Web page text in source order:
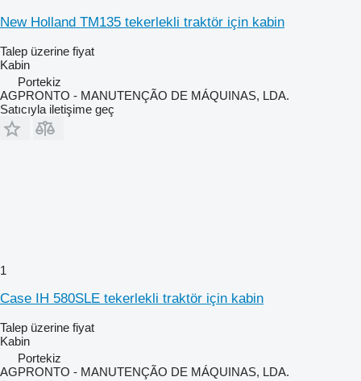
New Holland TM135 tekerlekli traktör için kabin
Talep üzerine fiyat
Kabin
Portekiz
AGPRONTO - MANUTENÇÃO DE MÁQUINAS, LDA.
Satıcıyla iletişime geç
1
Case IH 580SLE tekerlekli traktör için kabin
Talep üzerine fiyat
Kabin
Portekiz
AGPRONTO - MANUTENÇÃO DE MÁQUINAS, LDA.